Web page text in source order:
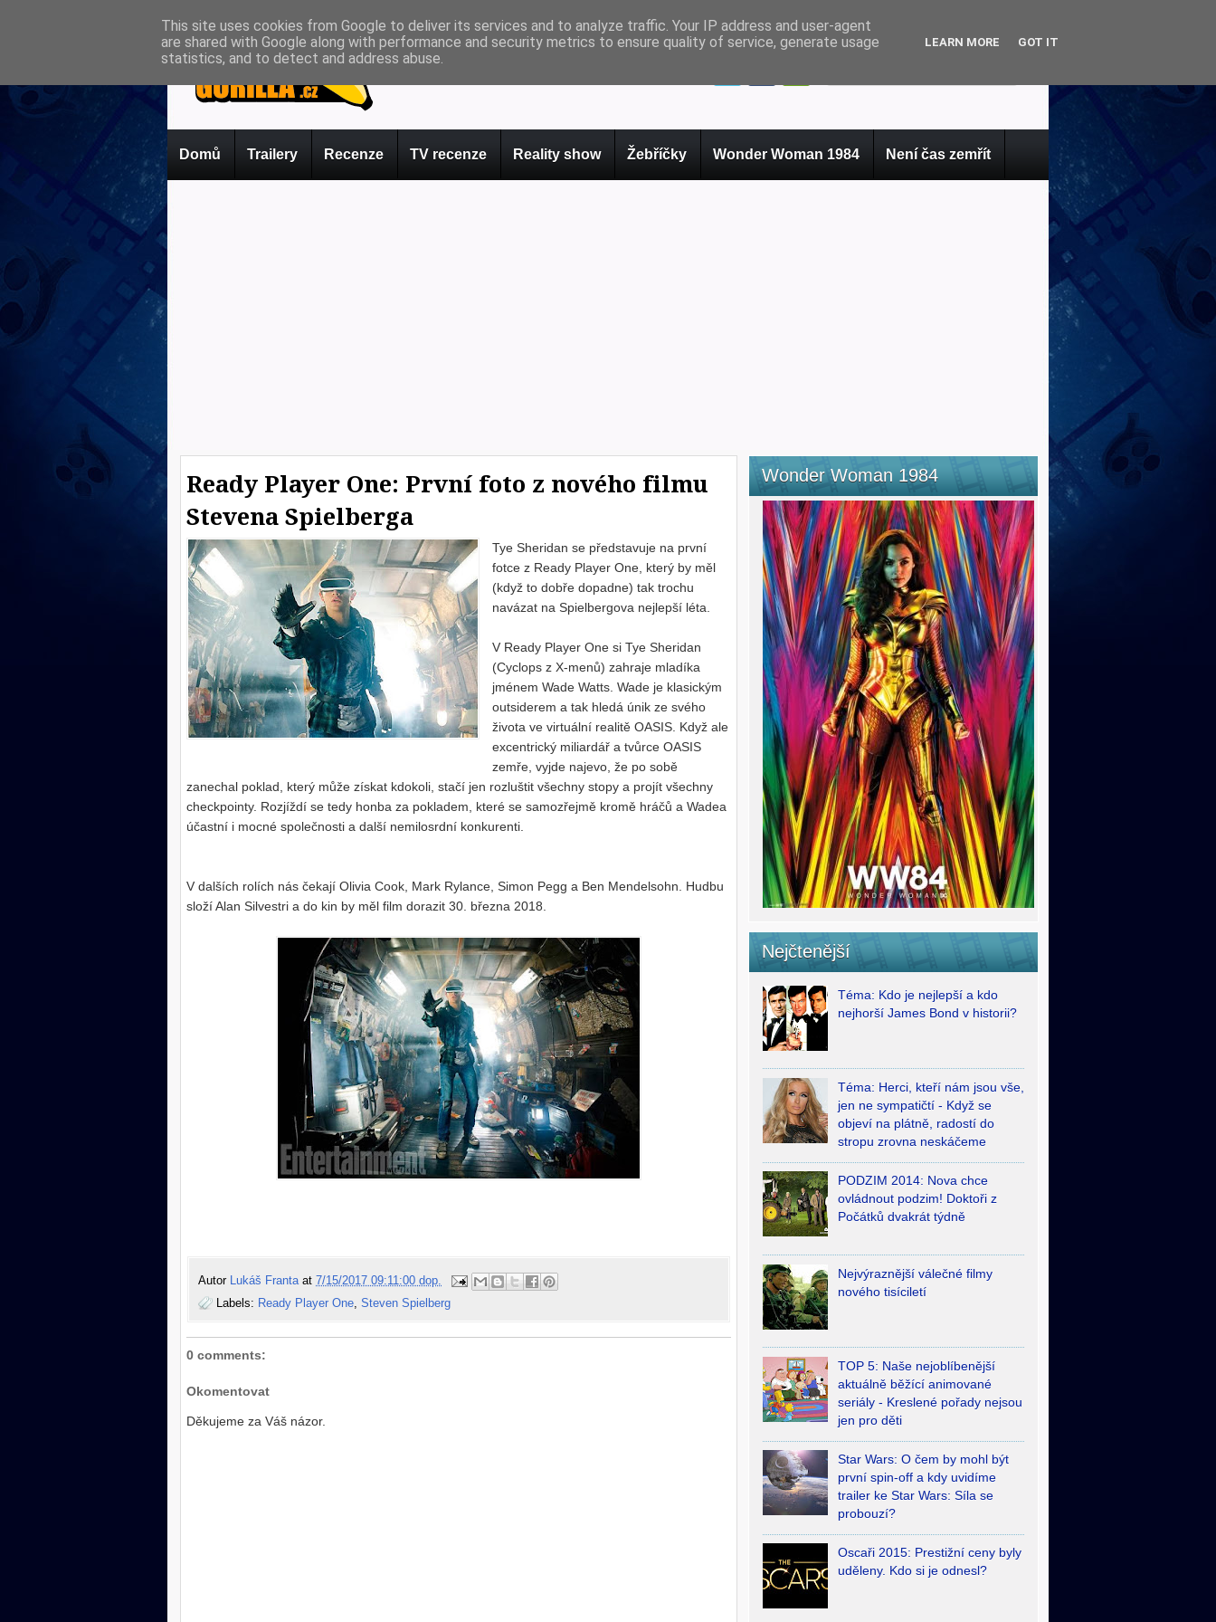
Domů Trailery Recenze TV recenze Reality show Žebříčky Wonder Woman 1984 Není čas zemřít
Ready Player One: První foto z nového filmu
Stevena Spielberga
Tye Sheridan se představuje na první
fotce z Ready Player One, který by měl
(když to dobře dopadne) tak trochu
navázat na Spielbergova nejlepší léta.
V Ready Player One si Tye Sheridan
(Cyclops z X-menů) zahraje mladíka
jménem Wade Watts. Wade je klasickým
outsiderem a tak hledá únik ze svého
života ve virtuální realitě OASIS. Když ale
excentrický miliardář a tvůrce OASIS
zemře, vyjde najevo, že po sobě
zanechal poklad, který může získat kdokoli, stačí jen rozluštit všechny stopy a projít všechny
checkpointy. Rozjíždí se tedy honba za pokladem, které se samozřejmě kromě hráčů a Wadea
účastní i mocné společnosti a další nemilosrdní konkurenti.
V dalších rolích nás čekají Olivia Cook, Mark Rylance, Simon Pegg a Ben Mendelsohn. Hudbu
složí Alan Silvestri a do kin by měl film dorazit 30. března 2018.
Autor Lukáš Franta at 7/15/2017 09:11:00 dop.
Labels: Ready Player One, Steven Spielberg
0 comments:
Okomentovat
Děkujeme za Váš názor.
Wonder Woman 1984
Nejčtenější
Téma: Kdo je nejlepší a kdo
nejhorší James Bond v historii?
Téma: Herci, kteří nám jsou vše,
jen ne sympatičtí - Když se
objeví na plátně, radostí do
stropu zrovna neskáčeme
PODZIM 2014: Nova chce
ovládnout podzim! Doktoři z
Počátků dvakrát týdně
Nejvýraznější válečné filmy
nového tisíciletí
TOP 5: Naše nejoblíbenější
aktuálně běžící animované
seriály - Kreslené pořady nejsou
jen pro děti
Star Wars: O čem by mohl být
první spin-off a kdy uvidíme
trailer ke Star Wars: Síla se
probouzí?
Oscaři 2015: Prestižní ceny byly
uděleny. Kdo si je odnesl?
This site uses cookies from Google to deliver its services and to analyze traffic. Your IP address and user-agent
are shared with Google along with performance and security metrics to ensure quality of service, generate usage
statistics, and to detect and address abuse.
LEARN MORE GOT IT